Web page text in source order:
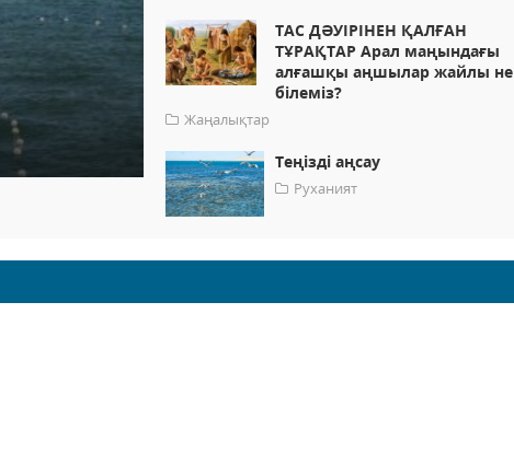
ТАС ДӘУІРІНЕН ҚАЛҒАН
ТҰРАҚТАР Арал маңындағы
алғашқы аңшылар жайлы не
білеміз?
Жаңалықтар
Теңізді аңсау
Руханият